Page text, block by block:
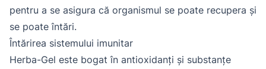
pentru a se asigura că organismul se poate recupera și
se poate întări.
Întărirea sistemului imunitar
Herba-Gel este bogat în antioxidanți și substanțe